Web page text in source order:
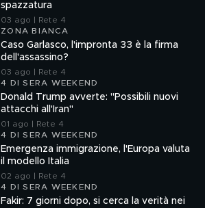
spazzatura
03 ago | Rete 4
ZONA BIANCA
Caso Garlasco, l'impronta 33 è la firma
dell'assassino?
03 ago | Rete 4
4 DI SERA WEEKEND
Donald Trump avverte: "Possibili nuovi
attacchi all'Iran"
01 ago | Rete 4
4 DI SERA WEEKEND
Emergenza immigrazione, l'Europa valuta
il modello Italia
02 ago | Rete 4
4 DI SERA WEEKEND
Fakir: 7 giorni dopo, si cerca la verità nei